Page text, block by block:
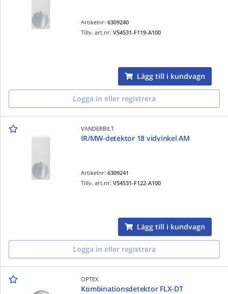
Artikelnr:6309240
Tillv. art.nr:V54531-F119-A100
Lägg till i kundvagn
Logga in eller registrera
VANDERBILT
IR/MW-detektor 18 vidvinkel AM
Artikelnr:6309241
Tillv. art.nr:V54531-F122-A100
Lägg till i kundvagn
Logga in eller registrera
OPTEX
Kombinationsdetektor FLX-DT